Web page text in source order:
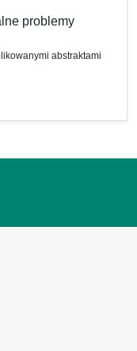
problemy
abstraktami